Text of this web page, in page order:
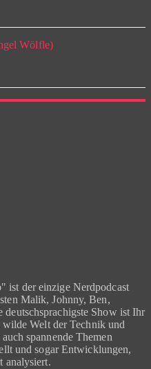
Wölfle)
ist der einzige Nerdpodcast
Malik, Johnny, Ben,
Show ist Ihr
Welt der Technik und
spannende Themen
und sogar Entwicklungen,
analysiert.